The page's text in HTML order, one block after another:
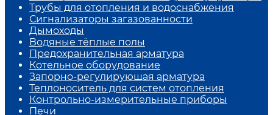
Трубы для отопления и водоснабжения
Сигнализаторы загазованности
Дымоходы
Водяные тёплые полы
Предохранительная арматура
Котельное оборудование
Запорно-регулирующая арматура
Теплоноситель для систем отопления
Контрольно-измерительные приборы
Печи